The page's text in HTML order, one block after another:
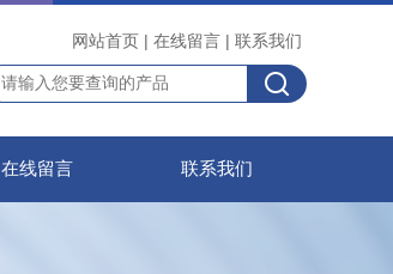
网站首页 | 在线留言 | 联系我们
在线留言 联系我们